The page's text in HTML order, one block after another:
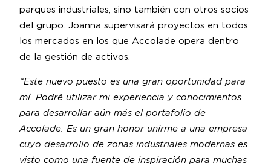
parques industriales, sino también con otros socios
del grupo. Joanna supervisará proyectos en todos
los mercados en los que Accolade opera dentro
de la gestión de activos.
“Este nuevo puesto es una gran oportunidad para
mí. Podré utilizar mi experiencia y conocimientos
para desarrollar aún más el portafolio de
Accolade. Es un gran honor unirme a una empresa
cuyo desarrollo de zonas industriales modernas es
visto como una fuente de inspiración para muchas